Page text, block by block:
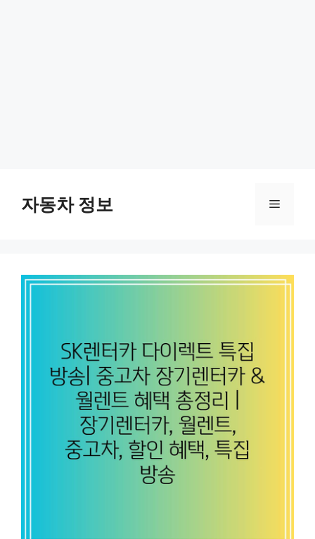
content자동차 정보 Menu